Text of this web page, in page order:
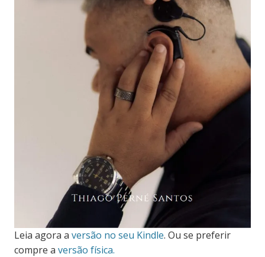
Leia agora a versão no seu Kindle. Ou se preferir
compre a versão física.